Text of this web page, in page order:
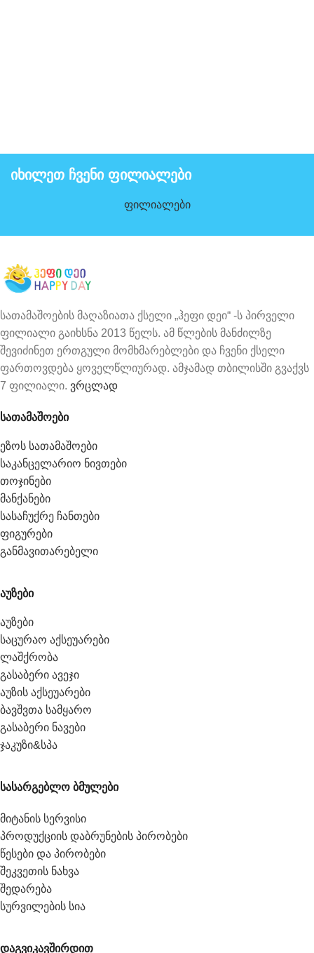
იხილეთ ჩვენი ფილიალები
ფილიალები
სათამაშოების მაღაზიათა ქსელი „ჰეფი დეი“ -ს პირველი
ფილიალი გაიხსნა 2013 წელს. ამ წლების მანძილზე
შევიძინეთ ერთგული მომხმარებლები და ჩვენი ქსელი
ფართოვდება ყოველწლიურად. ამჯამად თბილისში გვაქვს
7 ფილიალი. ვრცლად
სათამაშოები
ეზოს სათამაშოები
საკანცელარიო ნივთები
თოჯინები
მანქანები
სასაჩუქრე ჩანთები
ფიგურები
განმავითარებელი
აუზები
აუზები
საცურაო აქსეუარები
ლაშქრობა
გასაბერი ავეჯი
აუზის აქსეუარები
ბავშვთა სამყარო
გასაბერი ნავები
ჯაკუზი&სპა
სასარგებლო ბმულები
მიტანის სერვისი
პროდუქციის დაბრუნების პირობები
წესები და პირობები
შეკვეთის ნახვა
შედარება
სურვილების სია
დაგვიკავშირდით